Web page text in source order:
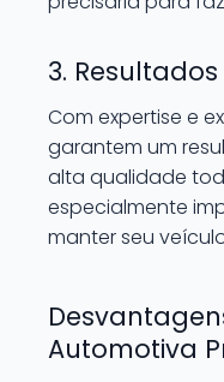
3.
Com expertise e
garantem um
alta qualidade
especialmente
manter seu
Automotiva